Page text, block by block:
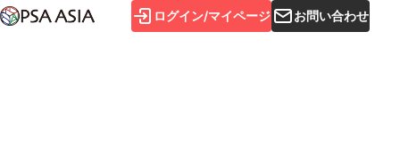
ログイン/マイページ お問い合わせ